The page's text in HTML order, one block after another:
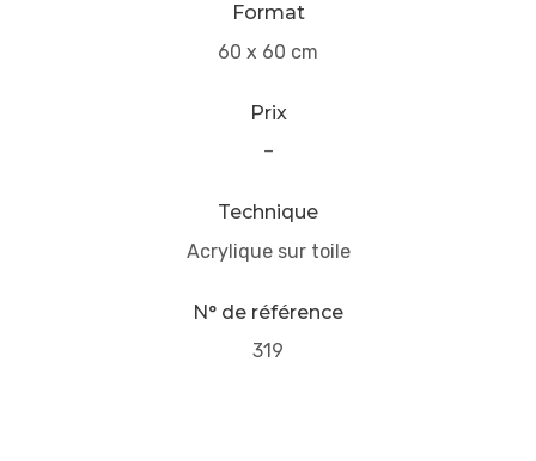
Format
60 x 60 cm
Prix
–
Technique
Acrylique sur toile
N° de référence
319